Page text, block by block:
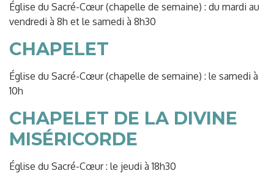
Église du Sacré-Cœur (chapelle de semaine) : du mardi au
vendredi à 8h et le samedi à 8h30
CHAPELET
Église du Sacré-Cœur (chapelle de semaine) : le samedi à
10h
CHAPELET DE LA DIVINE
MISÉRICORDE
Église du Sacré-Cœur : le jeudi à 18h30